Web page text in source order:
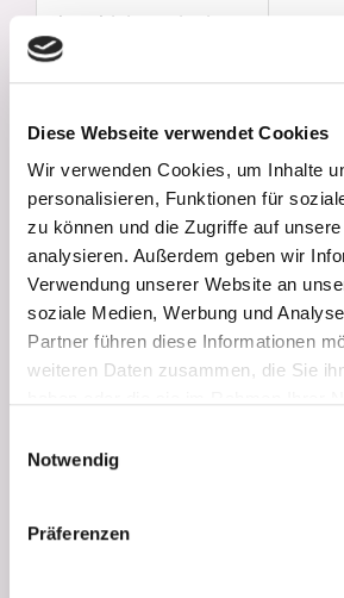
Diese Webseite verwendet Cookies
Wir verwenden Cookies, um Inhalte
personalisieren, Funktionen für
zu können und die Zugriffe auf
analysieren. Außerdem geben wir
Verwendung unserer Website an
soziale Medien, Werbung und
Partner führen diese Informationen
weiteren Daten zusammen, die Sie
Cookies, wenn Sie unsere Webseite
Notwendig
Präferenzen
kombiniert mit einer
klassischen
sorgt für herrliche
Wohlfühlmomente.
Entspannt und
gepflegt lassen Sie
den Alltagsstress
hinter sich.
80 Minuten